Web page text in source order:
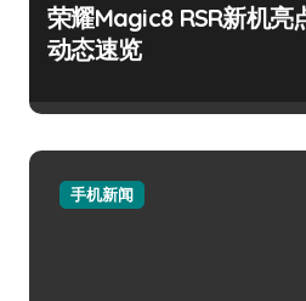
荣耀Magic8 RSR新机亮
动态速览
手机新闻